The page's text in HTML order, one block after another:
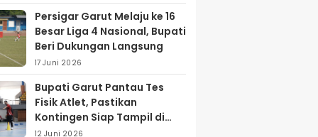
Persigar Garut Melaju ke 16
Besar Liga 4 Nasional, Bupati
Beri Dukungan Langsung
17 Juni 2026
Bupati Garut Pantau Tes
Fisik Atlet, Pastikan
Kontingen Siap Tampil di
Porprov 2026
12 Juni 2026